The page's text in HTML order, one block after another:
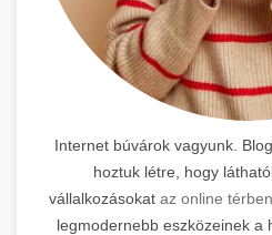
Internet búvárok vagyunk.
hoztuk létre, hogy
vállalkozásokat az online térben.
legmodernebb eszközeinek a